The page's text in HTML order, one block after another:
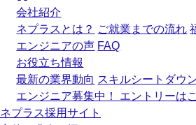
会社紹介
ネプラスとは？ ご就業までの流れ
エンジニアの声 FAQ
お役立ち情報
最新の業界動向 スキルシートダウ
エンジニア募集中！
エントリーは
ネプラス採用サイト